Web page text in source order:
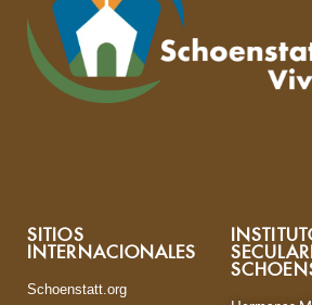
SITIOS
INTERNACIONALES
Schoenstatt.org